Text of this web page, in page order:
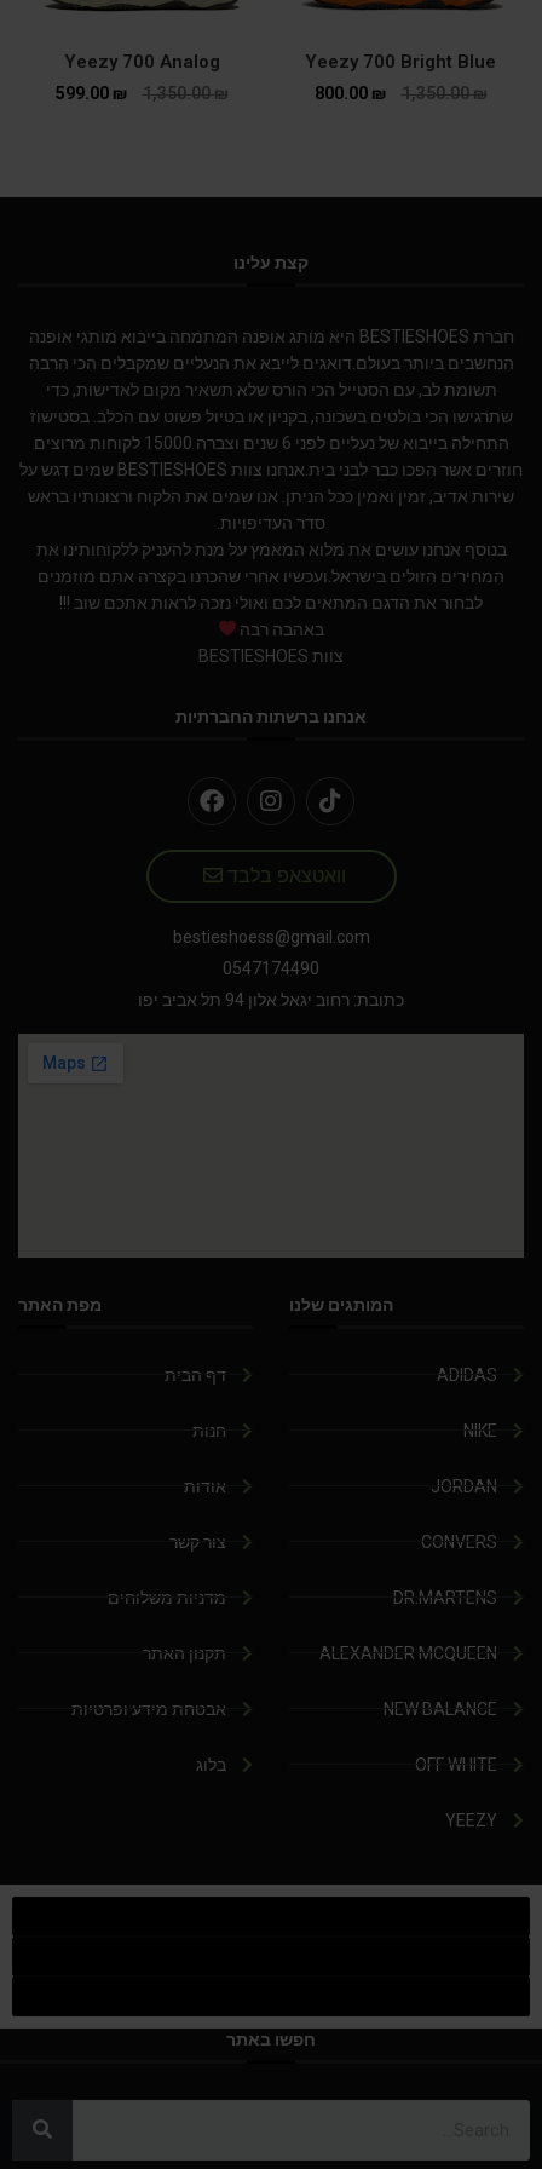
Yeezy 700 Bright Blue
1,350.00₪
800.00 ₪
Yeezy 700 Analog
1,350.00₪
599.00 ₪
קצת עלינו
חברת BESTIESHOES היא מותג אופנה המתמחה בייבוא מותגי אופנה
הנחשבים ביותר בעולם.דואגים לייבא את הנעליים שמקבלים הכי הרבה
תשומת לב, עם הסטייל הכי הורס שלא תשאיר מקום לאדישות, כדי
שתרגישו הכי בולטים בשכונה, בקניון או בטיול פשוט עם הכלב. בסטישוז
התחילה בייבוא של נעליים לפני 6 שנים וצברה 15000 לקוחות מרוצים
חוזרים אשר הפכו כבר לבני בית.אנחנו צוות BESTIESHOES שמים דגש על
שירות אדיב, זמין ואמין ככל הניתן. אנו שמים את הלקוח ורצונותיו בראש
סדר העדיפויות.
בנוסף אנחנו עושים את מלוא המאמץ על מנת להעניק ללקוחותינו את
המחירים הזולים בישראל.ועכשיו אחרי שהכרנו בקצרה אתם מוזמנים
לבחור את הדגם המתאים לכם ואולי נזכה לראות אתכם שוב !!!
באהבה רבה
צוות BESTIESHOES
אנחנו ברשתות החברתיות
וואטצאפ בלבד
bestieshoess@gmail.com
0547174490
כתובת: רחוב יגאל אלון 94 תל אביב יפו
המותגים שלנו
ADIDAS
NIKE
JORDAN
CONVERS
DR.MARTENS
ALEXANDER MCQUEEN
NEW BALANCE
OFF WHITE
YEEZY
מפת האתר
דף הבית
חנות
אודות
צור קשר
מדניות משלוחים
תקנון האתר
אבטחת מידע ופרטיות
בלוג
חפשו באתר